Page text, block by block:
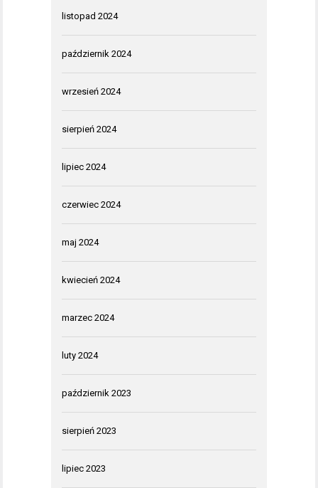
listopad 2024
październik 2024
wrzesień 2024
sierpień 2024
lipiec 2024
czerwiec 2024
maj 2024
kwiecień 2024
marzec 2024
luty 2024
październik 2023
sierpień 2023
lipiec 2023